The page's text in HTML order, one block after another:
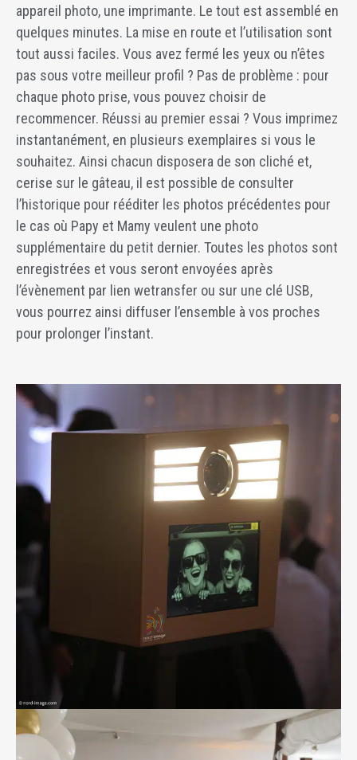
appareil photo, une imprimante. Le tout est assemblé en
quelques minutes. La mise en route et l’utilisation sont
tout aussi faciles. Vous avez fermé les yeux ou n’êtes
pas sous votre meilleur profil ? Pas de problème : pour
chaque photo prise, vous pouvez choisir de
recommencer. Réussi au premier essai ? Vous imprimez
instantanément, en plusieurs exemplaires si vous le
souhaitez. Ainsi chacun disposera de son cliché et,
cerise sur le gâteau, il est possible de consulter
l’historique pour rééditer les photos précédentes pour
le cas où Papy et Mamy veulent une photo
supplémentaire du petit dernier. Toutes les photos sont
enregistrées et vous seront envoyées après
l’évènement par lien wetransfer ou sur une clé USB,
vous pourrez ainsi diffuser l’ensemble à vos proches
pour prolonger l’instant.